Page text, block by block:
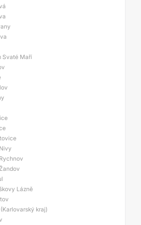
Svaté Maří
Lázně
kraj)